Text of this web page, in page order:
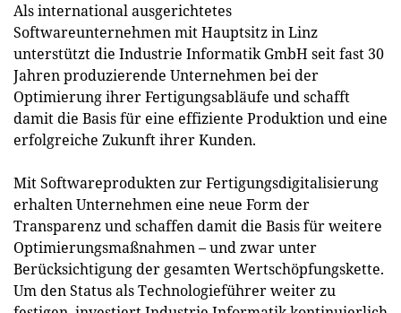
Als international ausgerichtetes
Softwareunternehmen mit Hauptsitz in Linz
unterstützt die Industrie Informatik GmbH seit fast 30
Jahren produzierende Unternehmen bei der
Optimierung ihrer Fertigungsabläufe und schafft
damit die Basis für eine effiziente Produktion und eine
erfolgreiche Zukunft ihrer Kunden.
Mit Softwareprodukten zur Fertigungsdigitalisierung
erhalten Unternehmen eine neue Form der
Transparenz und schaffen damit die Basis für weitere
Optimierungsmaßnahmen – und zwar unter
Berücksichtigung der gesamten Wertschöpfungskette.
Um den Status als Technologieführer weiter zu